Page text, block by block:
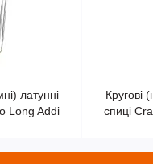
латунні
Long Addi
Кругові
спиці